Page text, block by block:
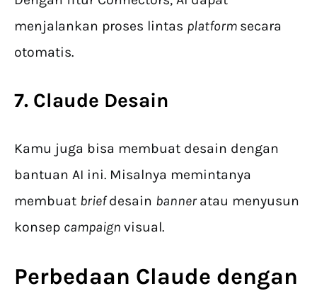
menjalankan proses lintas platform secara
otomatis.
7. Claude Desain
Kamu juga bisa membuat desain dengan
bantuan AI ini. Misalnya memintanya
membuat briefdesain banner atau menyusun
konsep campaign visual.
Perbedaan Claude dengan